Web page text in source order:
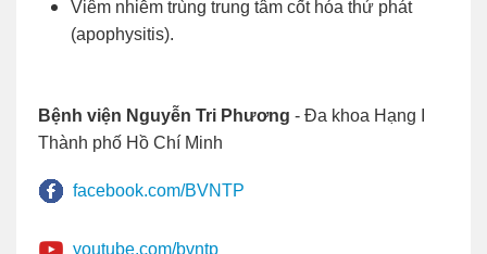
Viêm nhiễm trùng trung tâm cốt hóa thứ phát
(apophysitis).
Bệnh viện Nguyễn Tri Phương - Đa khoa Hạng I
Thành phố Hồ Chí Minh
facebook.com/BVNTP
youtube.com/bvntp